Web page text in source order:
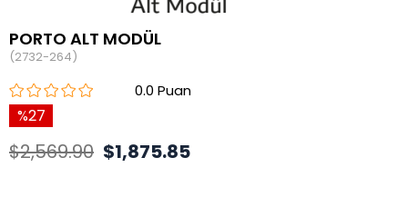
PORTO ALT MODÜL
(2732-264)
0.0
27
$2,569.90 $1,875.85